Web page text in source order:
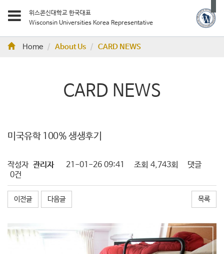
위스콘신대학교 한국대표
Wisconsin Universities Korea Representative
Home About Us CARD NEWS
CARD NEWS
미국유학 100% 생생후기
작성자 관리자 21-01-26 09:41 조회 4,743회
댓글
0건
이전글 다음글 목록